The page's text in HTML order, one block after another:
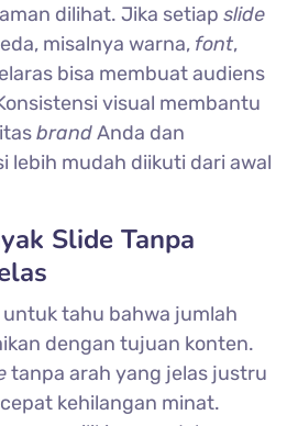
dilihat. Jika setiapslide
misalnya warna, font,
bisa membuat audiens
visual membantu
brandAnda dan
lebih mudah diikuti dari awal
Slide Tanpa
tahu bahwa jumlah
dengan tujuan konten.
tanpa arah yang jelas justru
kehilangan minat.